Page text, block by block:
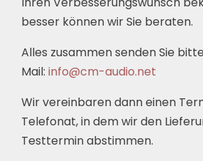
besser können wir Sie beraten.
Alles zusammen senden Sie
Mail: info@cm-audio.net
Wir vereinbaren dann einen
Telefonat, in dem wir den
Testtermin abstimmen.